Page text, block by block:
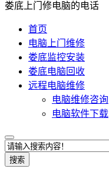
娄底上门修电脑的电话
首页
电脑上门维修
娄底监控安装
娄底电脑回收
远程电脑维修
电脑维修咨询
电脑软件下载
搜索